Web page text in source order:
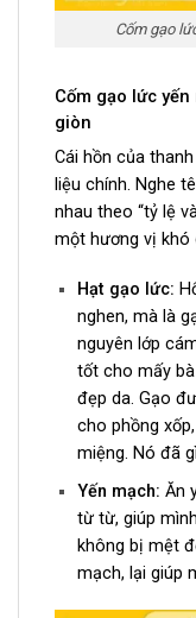
Cốm gạo
Cốm gạo lức
giòn
Cái hồn của
liệu chính. Nghe
nhau theo “tỷ lệ
một hương vị khó
Hạt gạo lức:
nghen, mà là
nguyên lớp
tốt cho mấy
đẹp da. Gạo
cho phồng
miệng. Nó đã
Yến mạch: Ăn
từ từ, giúp
không bị mệt
mạch, lại giúp